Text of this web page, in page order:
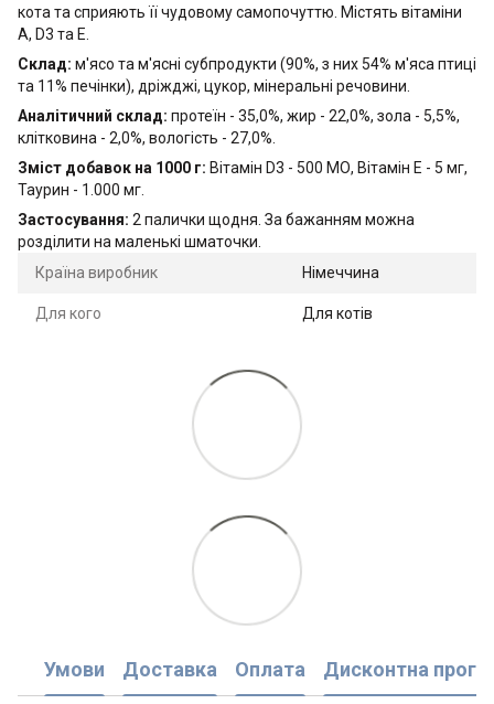
кота та сприяють її чудовому самопочуттю. Містять вітаміни
А, D3 та E.
Склад: м'ясо та м'ясні субпродукти (90%, з них 54% м'яса птиці
та 11% печінки), дріжджі, цукор, мінеральні речовини.
Аналітичний склад: протеїн - 35,0%, жир - 22,0%, зола - 5,5%,
клітковина - 2,0%, вологість - 27,0%.
Зміст добавок на 1000 г: Вітамін D3 - 500 МО, Вітамін E - 5 мг,
Таурин - 1.000 мг.
Застосування: 2 палички щодня. За бажанням можна
розділити на маленькі шматочки.
Країна виробник
Німеччина
Для кого Для котів
Умови Доставка Оплата Дисконтна